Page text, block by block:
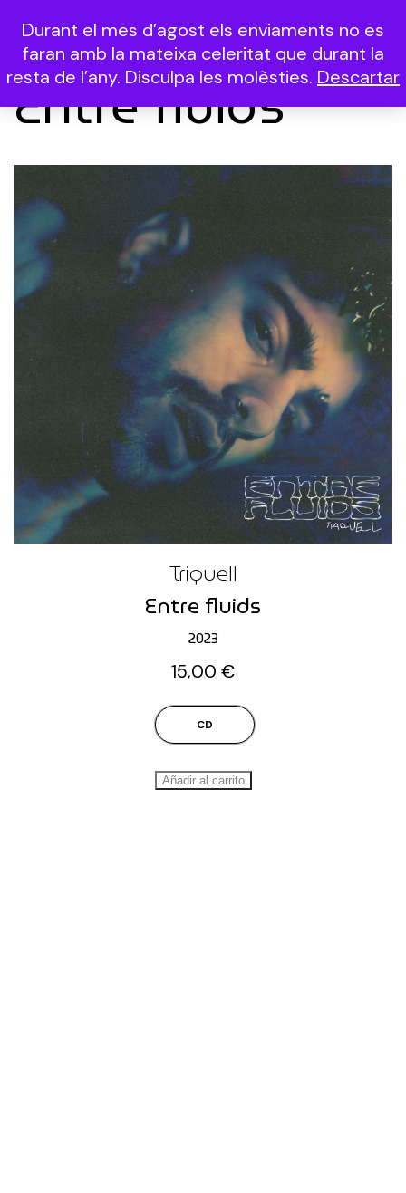
(0)
Entre fluids
Triquell
Entre fluids
2023
15,00 €
CD
Añadir al carrito
Durant el mes d’agost els enviaments no es
faran amb la mateixa celeritat que durant la
resta de l’any. Disculpa les molèsties. Descartar